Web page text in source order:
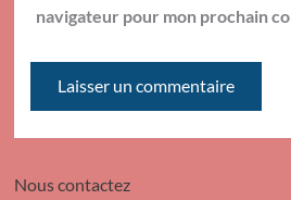
navigateur pour mon prochain
Nous contactez